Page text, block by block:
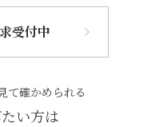
受付中
て確かめられる
い方は